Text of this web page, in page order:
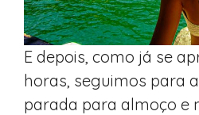
E depois, como já se
horas, seguimos para a
parada para almoço e